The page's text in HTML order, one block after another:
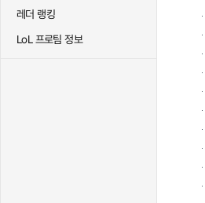
레더 랭킹
LoL 프로팀 정보